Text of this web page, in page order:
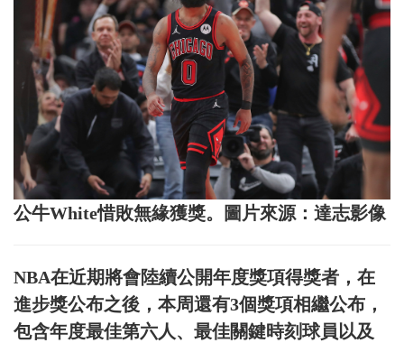
公牛White惜敗無緣獲獎。圖片來源：達志影像
NBA在近期將會陸續公開年度獎項得獎者，在
進步獎公布之後，本周還有3個獎項相繼公布，
包含年度最佳第六人、最佳關鍵時刻球員以及